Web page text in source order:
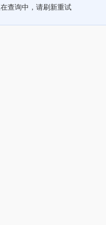
查询中，请刷新重试